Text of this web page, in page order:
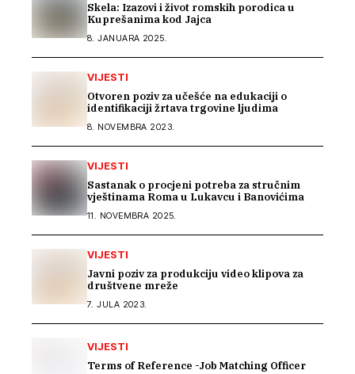
Skela: Izazovi i život romskih porodica u
Kuprešanima kod Jajca
8. JANUARA 2025.
VIJESTI
Otvoren poziv za učešće na edukaciji o
identifikaciji žrtava trgovine ljudima
8. NOVEMBRA 2023.
VIJESTI
Sastanak o procjeni potreba za stručnim
vještinama Roma u Lukavcu i Banovićima
11. NOVEMBRA 2025.
VIJESTI
Javni poziv za produkciju video klipova za
društvene mreže
7. JULA 2023.
VIJESTI
Terms of Reference -Job Matching Officer